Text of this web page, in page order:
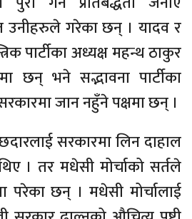
गरेका छन् । यादव र
पार्टीका अध्यक्ष महन्थ ठाकुर
छन् भने सद्भावना पार्टीका
जान नहुँने पक्षमा छन् ।
सरकारमा लिन दाहाल
। तर मधेसी मोर्चाको सर्तले
परेका छन् । मधेसी मोर्चालाई